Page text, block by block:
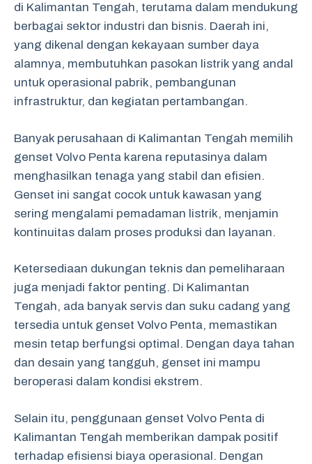
di Kalimantan Tengah, terutama dalam mendukung
berbagai sektor industri dan bisnis. Daerah ini,
yang dikenal dengan kekayaan sumber daya
alamnya, membutuhkan pasokan listrik yang andal
untuk operasional pabrik, pembangunan
infrastruktur, dan kegiatan pertambangan.
Banyak perusahaan di Kalimantan Tengah memilih
genset Volvo Penta karena reputasinya dalam
menghasilkan tenaga yang stabil dan efisien.
Genset ini sangat cocok untuk kawasan yang
sering mengalami pemadaman listrik, menjamin
kontinuitas dalam proses produksi dan layanan.
Ketersediaan dukungan teknis dan pemeliharaan
juga menjadi faktor penting. Di Kalimantan
Tengah, ada banyak servis dan suku cadang yang
tersedia untuk genset Volvo Penta, memastikan
mesin tetap berfungsi optimal. Dengan daya tahan
dan desain yang tangguh, genset ini mampu
beroperasi dalam kondisi ekstrem.
Selain itu, penggunaan genset Volvo Penta di
Kalimantan Tengah memberikan dampak positif
terhadap efisiensi biaya operasional. Dengan